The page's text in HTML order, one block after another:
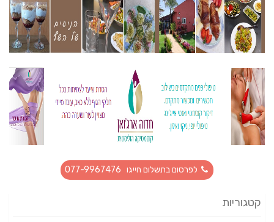
לפרסום בתשלום חייגו 077-9967476
קטגוריות